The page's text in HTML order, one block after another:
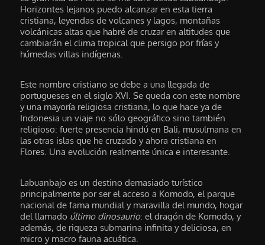
Horizontes lejanos puedo alcanzar en esta tierra
cristiana, leyendas de volcanes y lagos, montañas
volcánicas altas que habré de cruzar en altitudes que
cambiarán el clima tropical que persigo por frías y
húmedas villas indígenas.
Este nombre cristiano se debe a una llegada de
portugueses en el siglo XVI. Se queda con este nombre
y una mayoría religiosa cristiana, lo que hace ya de
Indonesia un viaje no sólo geográfico sino también
religioso: fuerte presencia hindú en Bali, musulmana en
las otras islas que he cruzado y ahora cristiana en
Flores. Una evolución realmente única e interesante.
Labuanbajo es un destino demasiado turístico
principalmente por ser el acceso a Komodo, el parque
nacional de fama mundial y maravilla del mundo, hogar
del llamado último dinosaurio: el dragón de Komodo, y
además, de riqueza submarina infinita y deliciosa, en
micro y macro fauna acuática.